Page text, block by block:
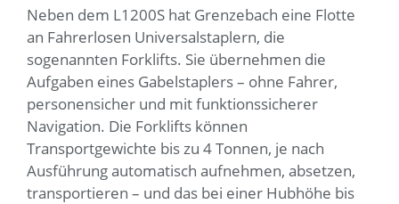
Neben dem L1200S hat Grenzebach eine Flotte
an Fahrerlosen Universalstaplern, die
sogenannten Forklifts. Sie übernehmen die
Aufgaben eines Gabelstaplers – ohne Fahrer,
personensicher und mit funktionssicherer
Navigation. Die Forklifts können
Transportgewichte bis zu 4 Tonnen, je nach
Ausführung automatisch aufnehmen, absetzen,
transportieren – und das bei einer Hubhöhe bis